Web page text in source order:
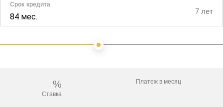
Срок кредита
84 мес.
7 лет
%
Ставка
Платеж в месяц